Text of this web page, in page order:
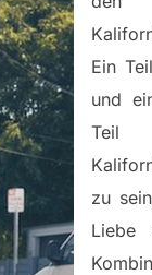
Ein
und
Teil
zu
Liebe